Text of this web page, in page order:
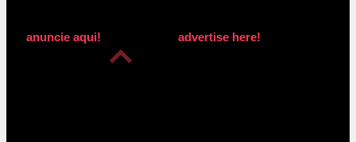
anuncie aqui! advertise here!